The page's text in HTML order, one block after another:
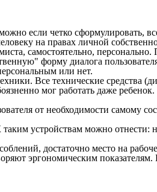
если четко сформулировать,
на правах личной
самостоятельно, персонально.
форму диалога
или нет.
Все технические средства
мог работать даже
от необходимости самому
устройствам можно отнести:
достаточно место на
эргономическим показателям.